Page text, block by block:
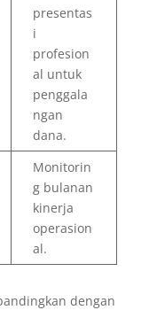
presentas
i
profesion
al untuk
penggala
ngan
dana.
Monitorin
g bulanan
kinerja
operasion
al.
dengan